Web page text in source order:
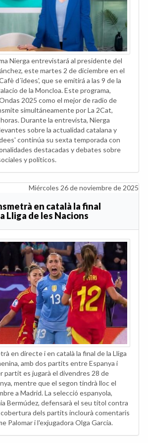
Nierga entrevistará al presidente del
este martes 2 de diciembre en el
d´idees', que se emitirá a las 9 de la
de la Moncloa. Este programa,
2025 como el mejor de radio de
simultáneamente por La 2Cat,
horas. Durante la entrevista, Nierga
sobre la actualidad catalana y
continúa su sexta temporada con
destacadas y debates sobre
y políticos.
Miércoles 26 de noviembre de 2025
en català la final
Lliga de les Nacions
en directe i en català la final de la Lliga
amb dos partits entre Espanya i
partit es jugarà el divendres 28 de
mentre que el segon tindrà lloc el
a Madrid. La selecció espanyola,
Bermúdez, defensarà el seu títol contra
cobertura dels partits inclourà comentaris
Palomar i l'exjugadora Olga García.